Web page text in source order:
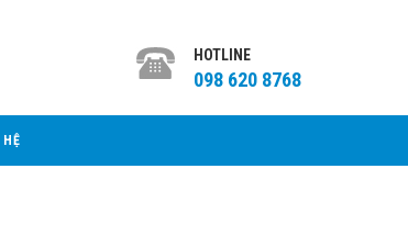
HOTLINE
098 620 8768